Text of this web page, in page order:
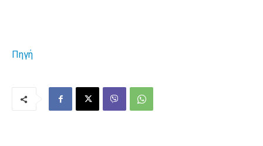
Πηγή